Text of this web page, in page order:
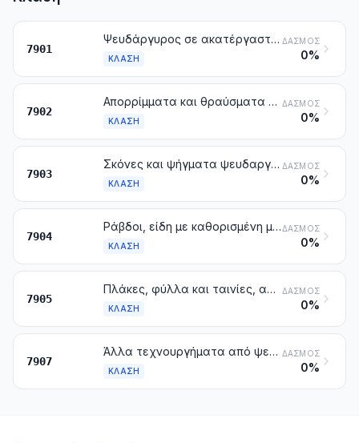
7901
Ψευδάργυρος σε ακατέργαστη μορφή
ΚΛΆΣΗ
ΔΑΣΜΌΣ
0%
7902
Απορρίμματα και θραύσματα ψευδαργύρου
ΚΛΆΣΗ
ΔΑΣΜΌΣ
0%
7903
Σκόνες και ψήγματα ψευδαργύρου
ΚΛΆΣΗ
ΔΑΣΜΌΣ
0%
7904
Ράβδοι, είδη με καθορισμένη μορφή και σύρματα, από ψευδάργυρο
ΚΛΆΣΗ
ΔΑΣΜΌΣ
0%
7905
Πλάκες, φύλλα και ταινίες, από ψευδάργυρο
ΚΛΆΣΗ
ΔΑΣΜΌΣ
0%
7907
Άλλα τεχνουργήματα από ψευδάργυρο
ΚΛΆΣΗ
ΔΑΣΜΌΣ
0%